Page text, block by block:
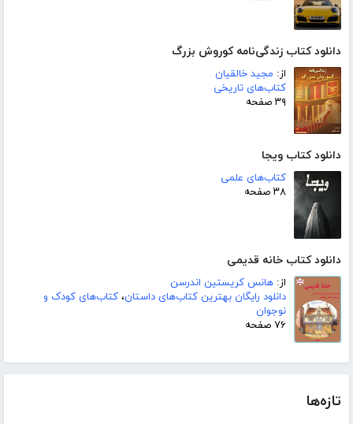
دانلود کتاب زندگی‌نامه کوروش بزرگ
از: مجید خالقیان
کتاب‌های تاریخی
۳۹ صفحه
دانلود کتاب ویجا
کتاب‌های علمی
۳۸ صفحه
دانلود کتاب خانه قدیمی
از: هانس کریستین اندرسن
دانلود رایگان بهترین کتاب‌های داستان، کتاب‌های کودک و
نوجوان
۷۶ صفحه
تازه‌ها